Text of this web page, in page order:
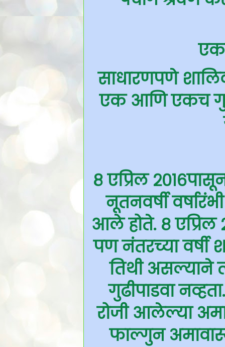
साधारणपणे
एक आणि एकच
८ एप्रिल
नूतनवर्षी
आले होते. ८ एप्रिल
पण नंतरच्या वर्षी
तिथी असल्याने
गुढीपाडवा
रोजी आलेल्या
फाल्गुन